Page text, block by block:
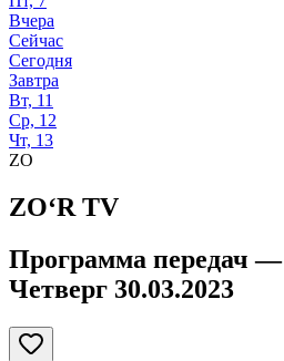
Вчера
Сейчас
Сегодня
Завтра
Вт, 11
Ср, 12
Чт, 13
ZO
ZO‘R TV
Программа передач —
Четверг 30.03.2023